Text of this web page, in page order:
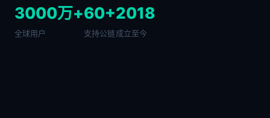
3000万+
全球用户
60+
支持公链
2018
成立至今